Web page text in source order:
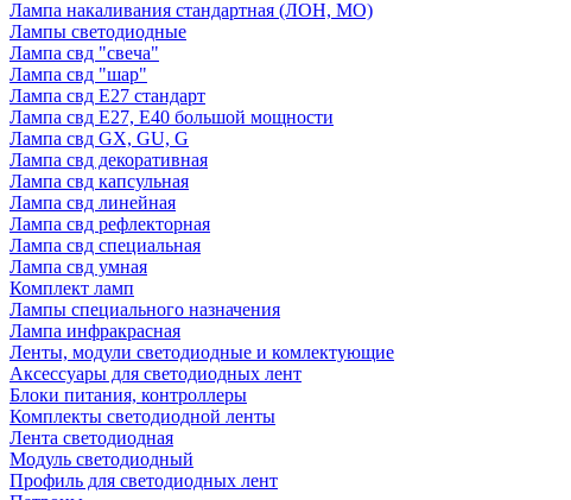
Лампа накаливания стандартная (ЛОН, МО)
Лампы светодиодные
Лампа свд "свеча"
Лампа свд "шар"
Лампа свд E27 стандарт
Лампа свд E27, Е40 большой мощности
Лампа свд GX, GU, G
Лампа свд декоративная
Лампа свд капсульная
Лампа свд линейная
Лампа свд рефлекторная
Лампа свд специальная
Лампа свд умная
Комплект ламп
Лампы специального назначения
Лампа инфракрасная
Ленты, модули светодиодные и комлектующие
Аксессуары для светодиодных лент
Блоки питания, контроллеры
Комплекты светодиодной ленты
Лента светодиодная
Модуль светодиодный
Профиль для светодиодных лент